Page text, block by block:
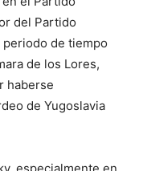
del Partido
de tiempo
de los Lores,
haberse
de Yugoslavia